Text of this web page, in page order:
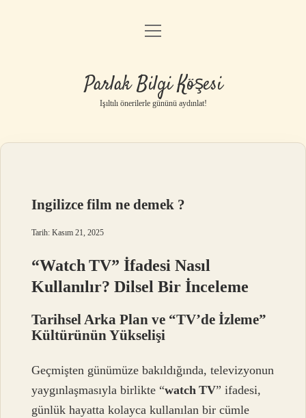
Anasayfa
Yasal Uyarı
menüyü
Parlak Bilgi Köşesi
Işıltılı önerilerle gününü aydınlat!
Ingilizce film ne demek ?
Tarih: Kasım 21, 2025
“Watch TV” İfadesi Nasıl
Kullanılır? Dilsel Bir İnceleme
Tarihsel Arka Plan ve “TV’de İzleme”
Kültürünün Yükselişi
Geçmişten günümüze bakıldığında, televizyonun
yaygınlaşmasıyla birlikte “watch TV” ifadesi,
günlük hayatta kolayca kullanılan bir cümle